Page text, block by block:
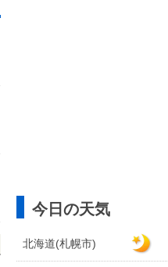
今日の天気
北海道(札幌市)